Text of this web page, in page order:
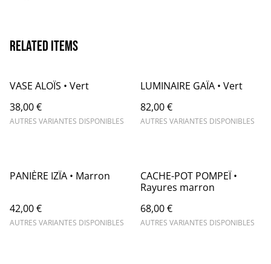
Related items
VASE ALOÏS • Vert
38,00 €
AUTRES VARIANTES DISPONIBLES
LUMINAIRE GAÏA • Vert
82,00 €
AUTRES VARIANTES DISPONIBLES
PANIÈRE IZÏA • Marron
42,00 €
AUTRES VARIANTES DISPONIBLES
CACHE-POT POMPEÏ •
Rayures marron
68,00 €
AUTRES VARIANTES DISPONIBLES